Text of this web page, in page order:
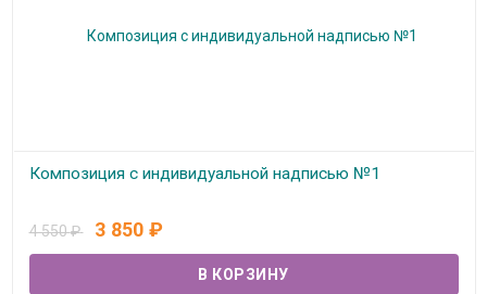
Композиция с индивидуальной надписью №1
4 550₽ 3 850 ₽